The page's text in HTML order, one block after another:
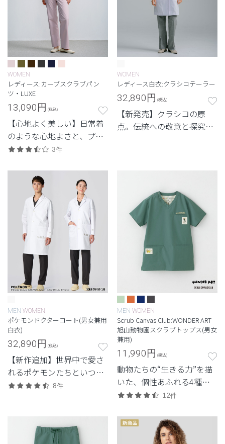
WOMEN
レディース:カーブスクラブパン
ツ・LUXE
13,090円 (税込)
【心地よく美しい】日常着
のような心地よさと、プロ
フェッショナルにふさわし
リーズ。
3件
WOMEN
レディース白衣:クラシコテーラー
32,890円 (税込)
【新発売】クラシコの原
点。伝統への敬意と探究心
MEN WOMEN
ポケモンドクターコート(男女兼用
白衣)
32,890円 (税込)
【新作追加】世界中で愛さ
れるポケモンたちといつも
一緒に。コレクション初の
8件
MEN WOMEN
Scrub Canvas Club:WONDER ART
旭山動物園スクラブトップス(男女
兼用)
11,990円 (税込)
動物たちの“生きる力”を描
いた、個性あふれる4種の
デザイン。
12件